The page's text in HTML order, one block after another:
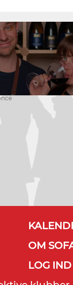
OM
LOG IND